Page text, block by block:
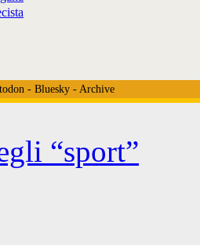
- Bluesky- Archive
“sport”